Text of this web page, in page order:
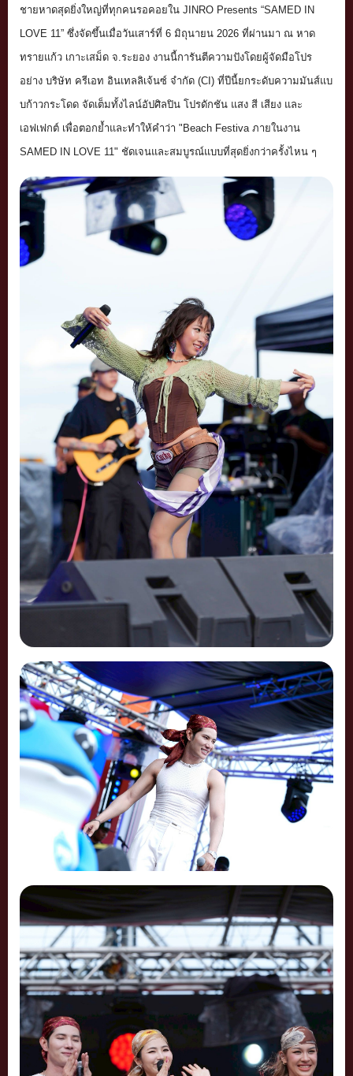
ชายหาดสุดยิ่งใหญ่ที่ทุกคนรอคอยใน JINRO Presents “SAMED IN
LOVE 11” ซึ่งจัดขึ้นเมื่อวันเสาร์ที่ 6 มิถุนายน 2026 ที่ผ่านมา ณ หาด
ทรายแก้ว เกาะเสม็ด จ.ระยอง งานนี้การันตีความปังโดยผู้จัดมือโปร
อย่าง บริษัท ครีเอท อินเทลลิเจ้นซ์ จำกัด (CI) ที่ปีนี้ยกระดับความมันส์แบ
บก้าวกระโดด จัดเต็มทั้งไลน์อัปศิลปิน โปรดักชัน แสง สี เสียง และ
เอฟเฟกต์ เพื่อตอกย้ำและทำให้คำว่า "Beach Festiva ภายในงาน
SAMED IN LOVE 11" ชัดเจนและสมบูรณ์แบบที่สุดยิ่งกว่าครั้งไหน ๆ